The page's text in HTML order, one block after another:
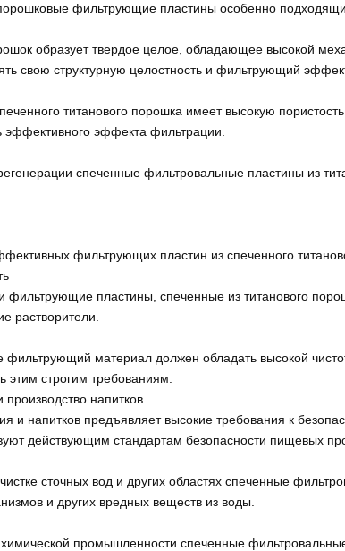
фильтрующие пластины особенно
образует твердое целое, обладающее высокой
свою структурную целостность и фильтрующий
титанового порошка имеет высокую
эффективного эффекта фильтрации.
спеченные фильтровальные пластины из
фильтрующих пластин из спеченного
пластины, спеченные из титанового
растворители.
материал должен обладать высокой
этим строгим требованиям.
напитков
и напитков предъявляет высокие требования к
действующим стандартам безопасности пищевых
сточных вод и других областях спеченные
и других вредных веществ из воды.
промышленности спеченные